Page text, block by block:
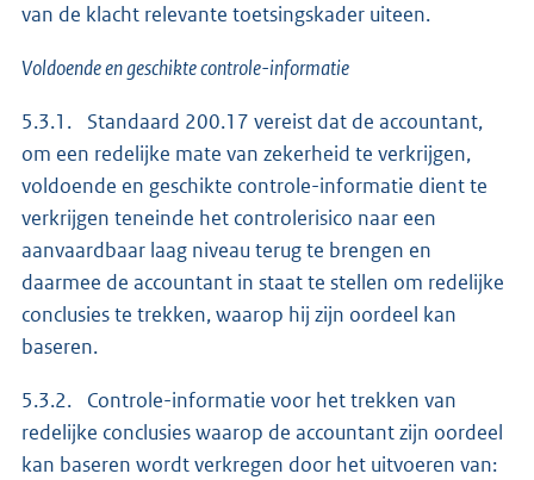
van de klacht relevante toetsingskader uiteen.
Voldoende en geschikte controle-informatie
5.3.1. Standaard 200.17 vereist dat de accountant,
om een redelijke mate van zekerheid te verkrijgen,
voldoende en geschikte controle-informatie dient te
verkrijgen teneinde het controlerisico naar een
aanvaardbaar laag niveau terug te brengen en
daarmee de accountant in staat te stellen om redelijke
conclusies te trekken, waarop hij zijn oordeel kan
baseren.
5.3.2. Controle-informatie voor het trekken van
redelijke conclusies waarop de accountant zijn oordeel
kan baseren wordt verkregen door het uitvoeren van: